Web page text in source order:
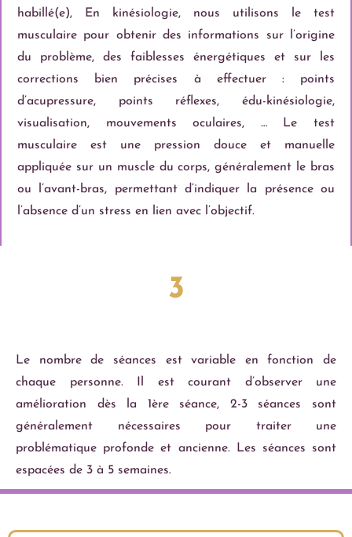
habillé(e), En kinésiologie, nous utilisons le test
musculaire pour obtenir des informations sur l’origine
du problème, des faiblesses énergétiques et sur les
corrections bien précises à effectuer : points
d’acupressure, points réflexes, édu-kinésiologie,
visualisation, mouvements oculaires, … Le test
musculaire est une pression douce et manuelle
appliquée sur un muscle du corps, généralement le bras
ou l’avant-bras, permettant d’indiquer la présence ou
l’absence d’un stress en lien avec l’objectif.
3
Le nombre de séances est variable en fonction de
chaque personne. Il est courant d’observer une
amélioration dès la 1ère séance, 2-3 séances sont
généralement nécessaires pour traiter une
problématique profonde et ancienne. Les séances sont
espacées de 3 à 5 semaines.